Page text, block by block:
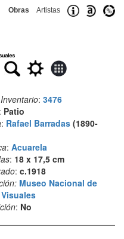
Obras Artistas
: 3476
Patio
: Rafael Barradas(1890-
: Acuarela
: 18 x 17,5 cm
: c.1918
Museo Nacional de
: No